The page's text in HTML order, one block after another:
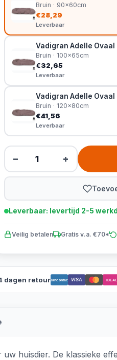
Bruin · 90x60cm
€28,29
Leverbaar
Vadigran Adelle Ovaal
Bruin · 100x65cm
€32,65
Leverbaar
Vadigran Adelle
Bruin · 120x80cm
€41,56
Leverbaar
− +
Leverbaar: levertijd 2-5
Veilig betalen Gratis v.a. €70*
dagen retourBancontact VISA iDEAL
huisdier. De klassieke